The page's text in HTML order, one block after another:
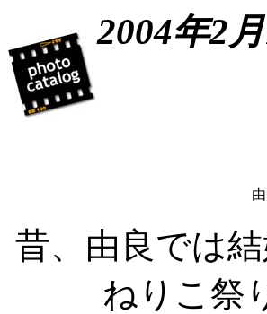
2004年2
昔、由良では
ねりこ祭